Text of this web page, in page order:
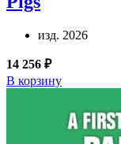
изд. 2026
14 256 ₽
В корзину